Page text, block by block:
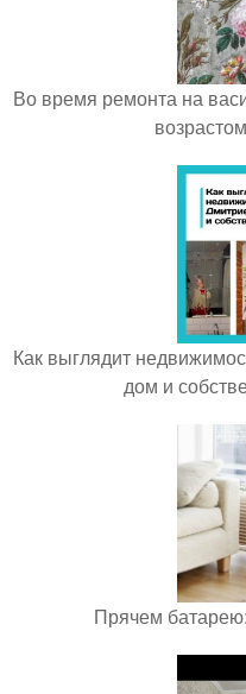
Во время ремонта на
Как выглядит
дом и
Прячем